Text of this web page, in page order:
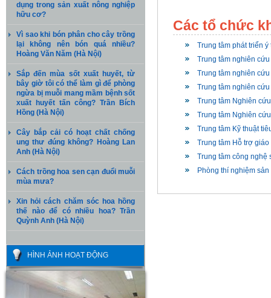
dụng trong sản xuất nông nghiệp
hữu cơ?
Vì sao khi bón phân cho cây trồng
lại không nên bón quá nhiều?
Hoàng Văn Năm (Hà Nội)
Sắp đến mùa sốt xuất huyết, từ
bây giờ tôi có thể làm gì để phòng
ngừa bị muỗi mang mầm bệnh sốt
xuất huyết tấn công? Trần Bích
Hồng (Hà Nội)
Cây bắp cải có hoạt chất chống
ung thư đúng không? Hoàng Lan
Anh (Hà Nội)
Cách trồng hoa sen cạn đuổi muỗi
mùa mưa?
Xin hỏi cách chăm sóc hoa hồng
thế nào để có nhiều hoa? Trần
Quỳnh Anh (Hà Nội)
HÌNH ẢNH HOẠT ĐỘNG
Các tổ chức
Trung tâm phát triển
Trung tâm nghiên
Trung tâm nghiên
Trung tâm nghiên
Trung tâm Nghiên
Trung tâm Nghiên
Trung tâm Kỹ thuật
Trung tâm Hỗ trợ
Trung tâm công nghệ
Phòng thí nghiệm